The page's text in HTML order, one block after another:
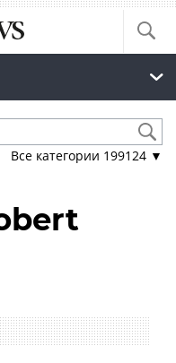
Все категории 199124 ▼